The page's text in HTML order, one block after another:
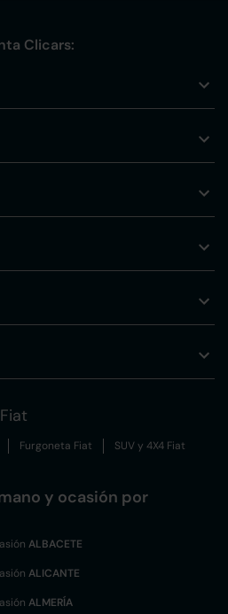
Clicars:
Furgoneta Fiat SUV y 4X4 Fiat
y ocasión por
ALBACETE
ALICANTE
ALMERÍA